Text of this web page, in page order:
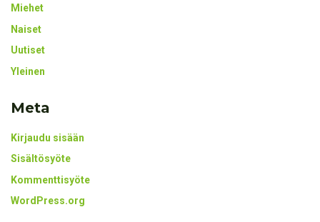
Miehet
Naiset
Uutiset
Yleinen
Meta
Kirjaudu sisään
Sisältösyöte
Kommenttisyöte
WordPress.org